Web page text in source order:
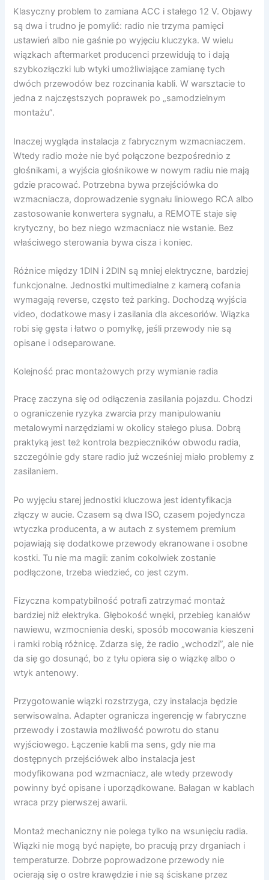
Klasyczny problem to zamiana ACC i stałego 12 V. Objawy
są dwa i trudno je pomylić: radio nie trzyma pamięci
ustawień albo nie gaśnie po wyjęciu kluczyka. W wielu
wiązkach aftermarket producenci przewidują to i dają
szybkozłączki lub wtyki umożliwiające zamianę tych
dwóch przewodów bez rozcinania kabli. W warsztacie to
jedna z najczęstszych poprawek po „samodzielnym
montażu”.
Inaczej wygląda instalacja z fabrycznym wzmacniaczem.
Wtedy radio może nie być połączone bezpośrednio z
głośnikami, a wyjścia głośnikowe w nowym radiu nie mają
gdzie pracować. Potrzebna bywa przejściówka do
wzmacniacza, doprowadzenie sygnału liniowego RCA albo
zastosowanie konwertera sygnału, a REMOTE staje się
krytyczny, bo bez niego wzmacniacz nie wstanie. Bez
właściwego sterowania bywa cisza i koniec.
Różnice między 1DIN i 2DIN są mniej elektryczne, bardziej
funkcjonalne. Jednostki multimedialne z kamerą cofania
wymagają reverse, często też parking. Dochodzą wyjścia
video, dodatkowe masy i zasilania dla akcesoriów. Wiązka
robi się gęsta i łatwo o pomyłkę, jeśli przewody nie są
opisane i odseparowane.
Kolejność prac montażowych przy wymianie radia
Pracę zaczyna się od odłączenia zasilania pojazdu. Chodzi
o ograniczenie ryzyka zwarcia przy manipulowaniu
metalowymi narzędziami w okolicy stałego plusa. Dobrą
praktyką jest też kontrola bezpieczników obwodu radia,
szczególnie gdy stare radio już wcześniej miało problemy z
zasilaniem.
Po wyjęciu starej jednostki kluczowa jest identyfikacja
złączy w aucie. Czasem są dwa ISO, czasem pojedyncza
wtyczka producenta, a w autach z systemem premium
pojawiają się dodatkowe przewody ekranowane i osobne
kostki. Tu nie ma magii: zanim cokolwiek zostanie
podłączone, trzeba wiedzieć, co jest czym.
Fizyczna kompatybilność potrafi zatrzymać montaż
bardziej niż elektryka. Głębokość wnęki, przebieg kanałów
nawiewu, wzmocnienia deski, sposób mocowania kieszeni
i ramki robią różnicę. Zdarza się, że radio „wchodzi”, ale nie
da się go dosunąć, bo z tyłu opiera się o wiązkę albo o
wtyk antenowy.
Przygotowanie wiązki rozstrzyga, czy instalacja będzie
serwisowalna. Adapter ogranicza ingerencję w fabryczne
przewody i zostawia możliwość powrotu do stanu
wyjściowego. Łączenie kabli ma sens, gdy nie ma
dostępnych przejściówek albo instalacja jest
modyfikowana pod wzmacniacz, ale wtedy przewody
powinny być opisane i uporządkowane. Bałagan w kablach
wraca przy pierwszej awarii.
Montaż mechaniczny nie polega tylko na wsunięciu radia.
Wiązki nie mogą być napięte, bo pracują przy drganiach i
temperaturze. Dobrze poprowadzone przewody nie
ocierają się o ostre krawędzie i nie są ściskane przez